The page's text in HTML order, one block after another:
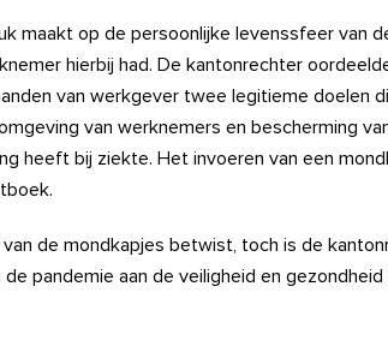
maakt op de persoonlijke levenssfeer van
hierbij had. De kantonrechter
van werkgever twee legitieme doelen
van werknemers en bescherming
heeft bij ziekte. Het invoeren van een
de mondkapjes betwist, toch is de
pandemie aan de veiligheid en gezondheid